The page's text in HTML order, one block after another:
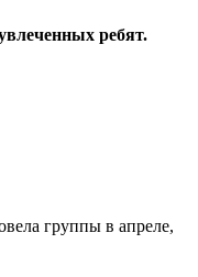
ребят.
группы в апреле,